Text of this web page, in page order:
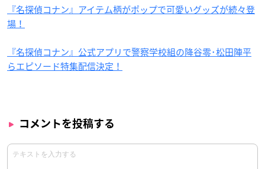
『名探偵コナン』アイテム柄がポップで可愛いグッズが続々登
場！
『名探偵コナン』公式アプリで警察学校組の降谷零･松田陣平
らエピソード特集配信決定！
コメントを投稿する